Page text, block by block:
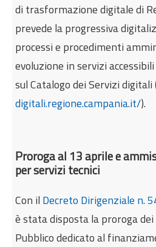
di trasformazione digitale di
prevede la progressiva
processi e procedimenti
evoluzione in servizi
sul Catalogo dei Servizi digitali
digitali.regione.campania.it/).
Proroga al 13 aprile e
per servizi tecnici
Con il Decreto Dirigenziale n.
è stata disposta la proroga
Pubblico dedicato al